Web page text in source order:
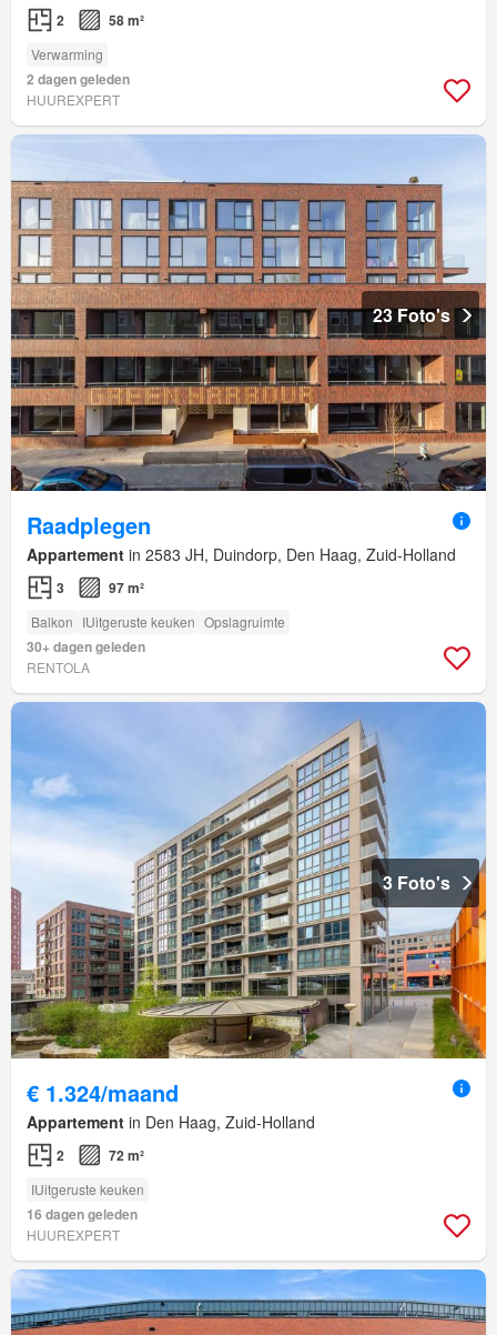
2 58 m²
Verwarming
2 dagen geleden
HUUREXPERT
23 Foto's
Raadplegen
Appartement in 2583 JH, Duindorp, Den Haag, Zuid-Holland
3 97 m²
Balkon IUitgeruste keuken Opslagruimte
30+ dagen geleden
RENTOLA
3 Foto's
€ 1.324/maand
Appartement in Den Haag, Zuid-Holland
2 72 m²
IUitgeruste keuken
16 dagen geleden
HUUREXPERT